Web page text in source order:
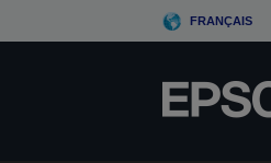
to
FRANÇAIS